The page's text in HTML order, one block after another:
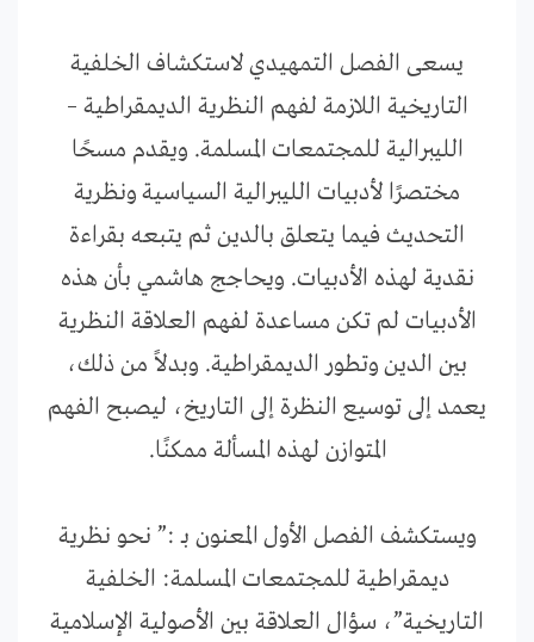
يسعى الفصل التمهيدي لاستكشاف الخلفية
التاريخية اللازمة لفهم النظرية الديمقراطية –
الليبرالية للمجتمعات المسلمة. ويقدم مسحًا
مختصرًا لأدبيات الليبرالية السياسية ونظرية
التحديث فيما يتعلق بالدين ثم يتبعه بقراءة
نقدية لهذه الأدبيات. ويحاجج هاشمي بأن هذه
الأدبيات لم تكن مساعدة لفهم العلاقة النظرية
بين الدين وتطور الديمقراطية. وبدلاً من ذلك،
يعمد إلى توسيع النظرة إلى التاريخ، ليصبح الفهم
المتوازن لهذه المسألة ممكنًا.
ويستكشف الفصل الأول المعنون بـ :” نحو نظرية
ديمقراطية للمجتمعات المسلمة: الخلفية
التاريخية”، سؤال العلاقة بين الأصولية الإسلامية